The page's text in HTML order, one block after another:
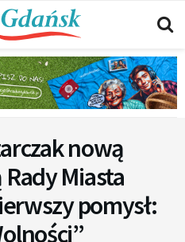
nową
Miasta
pomysł: